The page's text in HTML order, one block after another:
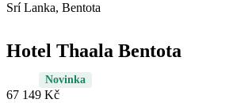
Srí Lanka, Bentota
Hotel Thaala Bentota
Novinka
67 149 Kč